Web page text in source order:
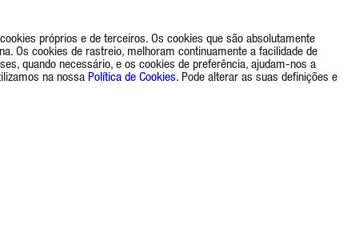
próprios e de terceiros. Os cookies que são absolutamente
Os cookies de rastreio, melhoram continuamente a facilidade de
quando necessário, e os cookies de preferência, ajudam-nos a
na nossa Política de Cookies. Pode alterar as suas definições e